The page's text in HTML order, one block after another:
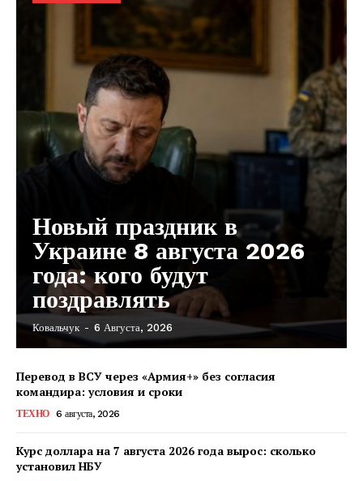
Новый праздник в
Украине 8 августа 2026
года: кого будут
поздравлять
Ковальчук - 6 Августа, 2026
Перевод в ВСУ через «Армия+» без согласия
командира: условия и сроки
ТЕХНО 6 августа, 2026
Курс доллара на 7 августа 2026 года вырос: сколько
установил НБУ